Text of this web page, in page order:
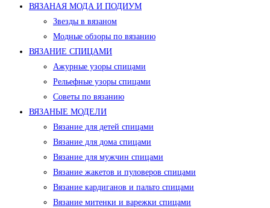
ВЯЗАНАЯ МОДА И ПОДИУМ
Звезды в вязаном
Модные обзоры по вязанию
ВЯЗАНИЕ СПИЦАМИ
Ажурные узоры спицами
Рельефные узоры спицами
Советы по вязанию
ВЯЗАНЫЕ МОДЕЛИ
Вязание для детей спицами
Вязание для дома спицами
Вязание для мужчин спицами
Вязание жакетов и пуловеров спицами
Вязание кардиганов и пальто спицами
Вязание митенки и варежки спицами